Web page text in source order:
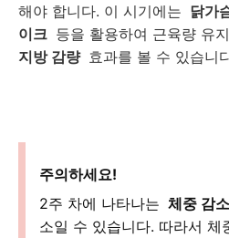
해야 합니다. 이 시기에는 닭가
이크 등을 활용하여 근육량 유
지방 감량 효과를 볼 수 있습니
주의하세요!
2주 차에 나타나는 체중 감소
소일 수 있습니다. 따라서 체